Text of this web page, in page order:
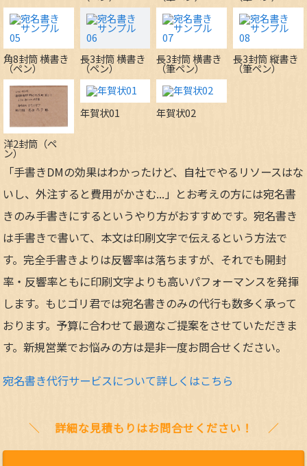
角8封筒 横書き
（ペン）
長3封筒 横書き
（ペン）
長3封筒 横書き
（筆ペン）
長3封筒 縦書き
（筆ペン）
洋2封筒（ペ
ン）
年賀状01 年賀状02
「手書きDMの効果はわかったけど、自社でやるリソースはな
いし、外注すると費用がかさむ...」とお考えの方には宛名書
きのみ手書きにするというやり方がおすすめです。宛名書き
は手書きで書いて、本文は印刷文字で伝えるという方法で
す。完全手書きよりは反響率は落ちますが、それでも開封
率・反響率ともに印刷文字よりも高いパフォーマンスを発揮
します。もじゴリ君では宛名書きのみの代行も数多く承って
おります。予算に合わせて最適なご提案をさせていただきま
す。新規営業でお悩みの方は是非一度お問合せください。
宛名書き代行サービスについて詳しくはこちら
詳細な見積もりはお問合せください！